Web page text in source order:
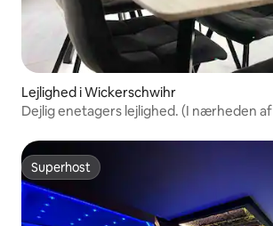
Lejlighed i Wickerschwihr
Dejlig enetagers lejlighed. (I nærheden
Superhost
Superhost